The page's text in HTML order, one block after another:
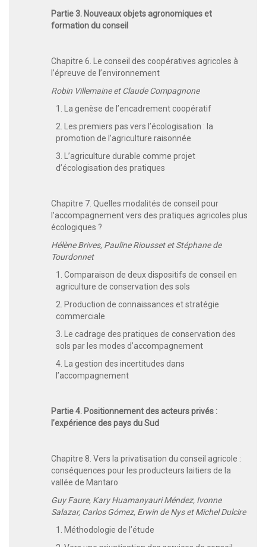
Partie 3. Nouveaux objets agronomiques et
formation du conseil
Chapitre 6. Le conseil des coopératives agricoles à
l’épreuve de l’environnement
Robin Villemaine et Claude Compagnone
1. La genèse de l’encadrement coopératif
2. Les premiers pas vers l’écologisation : la
promotion de l’agriculture raisonnée
3. L’agriculture durable comme projet
d’écologisation des pratiques
Chapitre 7. Quelles modalités de conseil pour
l’accompagnement vers des pratiques agricoles plus
écologiques ?
Hélène Brives, Pauline Riousset et Stéphane de
Tourdonnet
1. Comparaison de deux dispositifs de conseil en
agriculture de conservation des sols
2. Production de connaissances et stratégie
commerciale
3. Le cadrage des pratiques de conservation des
sols par les modes d’accompagnement
4. La gestion des incertitudes dans
l’accompagnement
Partie 4. Positionnement des acteurs privés :
l’expérience des pays du Sud
Chapitre 8. Vers la privatisation du conseil agricole :
conséquences pour les producteurs laitiers de la
vallée de Mantaro
Guy Faure, Kary Huamanyauri Méndez, Ivonne
Salazar, Carlos Gómez, Erwin de Nys et Michel Dulcire
1. Méthodologie de l’étude